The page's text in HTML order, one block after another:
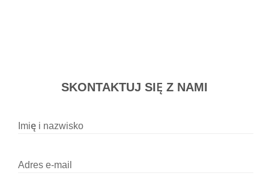
SKONTAKTUJ SIĘ Z NAMI
Imię i nazwisko
Adres e-mail